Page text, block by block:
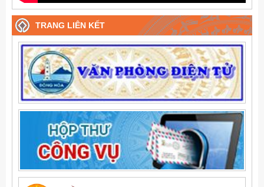
TRANG LIÊN KẾT